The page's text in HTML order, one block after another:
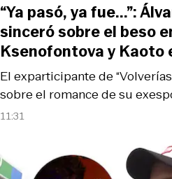
11:31
El exparticipante de
sobre el romance de su
“Ya pasó, ya fue...”:
sinceró sobre el beso
Ksenofontova y Kaoto